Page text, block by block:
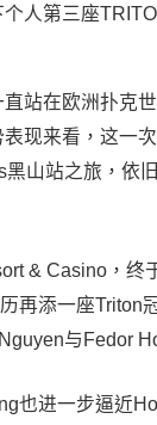
站在欧洲扑克
现来看，这一
山站之旅，依
& Casino，终
再添一座Triton
与Fedor
也进一步逼近